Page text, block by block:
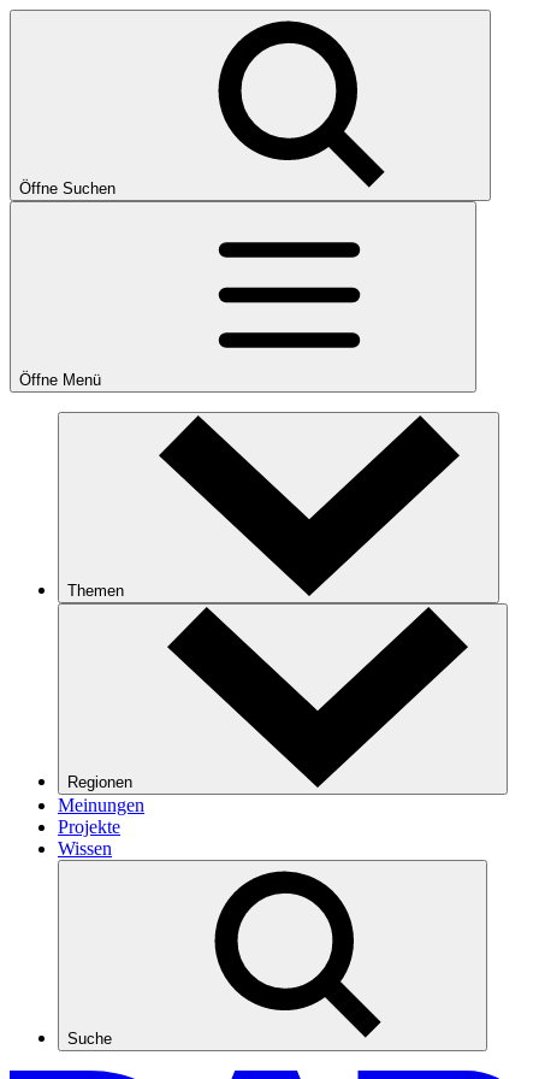
Öffne Suchen
Öffne Menü
Themen
Regionen
Meinungen
Projekte
Wissen
Suche